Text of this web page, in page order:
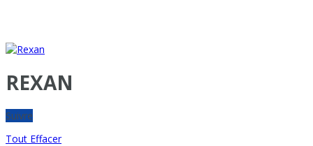
REXAN
Suivre
Tout Effacer